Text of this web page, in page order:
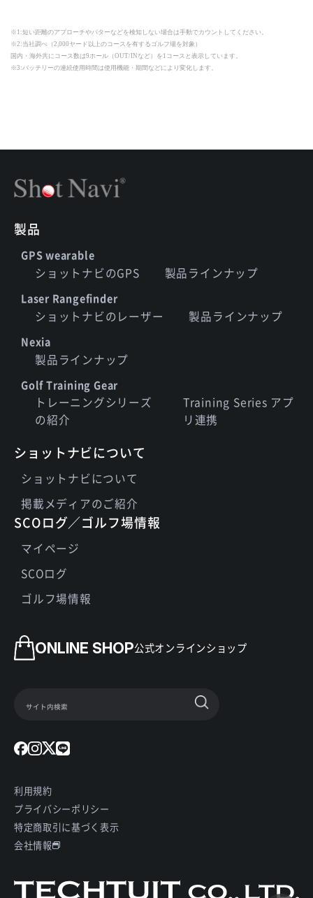
※1:短い距離のアプローチやパターなどを検知しない場合は手動でカウントしてください。
※2:当社調べ（2,000ヤード以上のコースを有するゴルフ場を対象）
国内・海外共にコース数は9ホール（OUT/INなど）を1コースと表示しています。
※3:バッテリーの連続使用時間は使用機能・期間などにより変化します。
ONLINE SHOP公式オンラインショップ
利用規約
プライバシーポリシー
特定商取引に基づく表示
会社情報
製品
GPS wearable
ショットナビのGPS 製品ラインナップ
Laser Rangefinder
ショットナビのレーザー 製品ラインナップ
Nexia
製品ラインナップ
Golf Training Gear
トレーニングシリーズ
の紹介
Training Series アプ
リ連携
ショットナビについて
ショットナビについて
掲載メディアのご紹介
SCOログ／ゴルフ場情報
マイページ
SCOログ
ゴルフ場情報